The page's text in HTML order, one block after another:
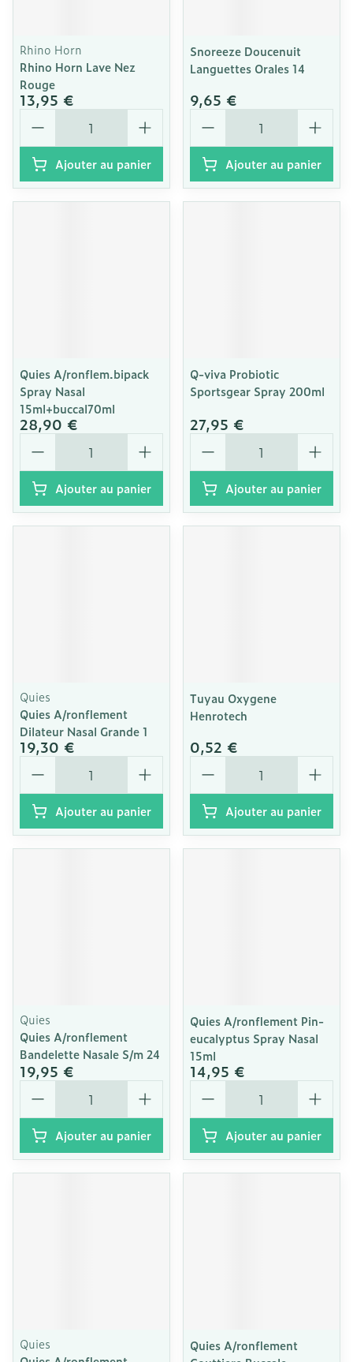
Rhino Horn
Rhino Horn Lave Nez
Rouge
13,95 €
Quantité
Ajouter au panier
Snoreeze Doucenuit
Languettes Orales 14
9,65 €
Quantité
Ajouter au panier
Quies A/ronflem.bipack
Spray Nasal
15ml+buccal70ml
28,90 €
Quantité
Ajouter au panier
Q-viva Probiotic
Sportsgear Spray 200ml
27,95 €
Quantité
Ajouter au panier
Quies
Quies A/ronflement
Dilateur Nasal Grande 1
19,30 €
Quantité
Ajouter au panier
Tuyau Oxygene
Henrotech
0,52 €
Quantité
Ajouter au panier
Quies
Quies A/ronflement
Bandelette Nasale S/m 24
19,95 €
Quantité
Ajouter au panier
Quies A/ronflement Pin-
eucalyptus Spray Nasal
15ml
14,95 €
Quantité
Ajouter au panier
Quies
Quies A/ronflement